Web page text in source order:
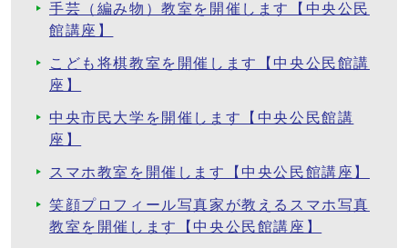
手芸（編み物）教室を開催します【中央公民
館講座】
こども将棋教室を開催します【中央公民館講
座】
中央市民大学を開催します【中央公民館講
座】
スマホ教室を開催します【中央公民館講座】
笑顔プロフィール写真家が教えるスマホ写真
教室を開催します【中央公民館講座】